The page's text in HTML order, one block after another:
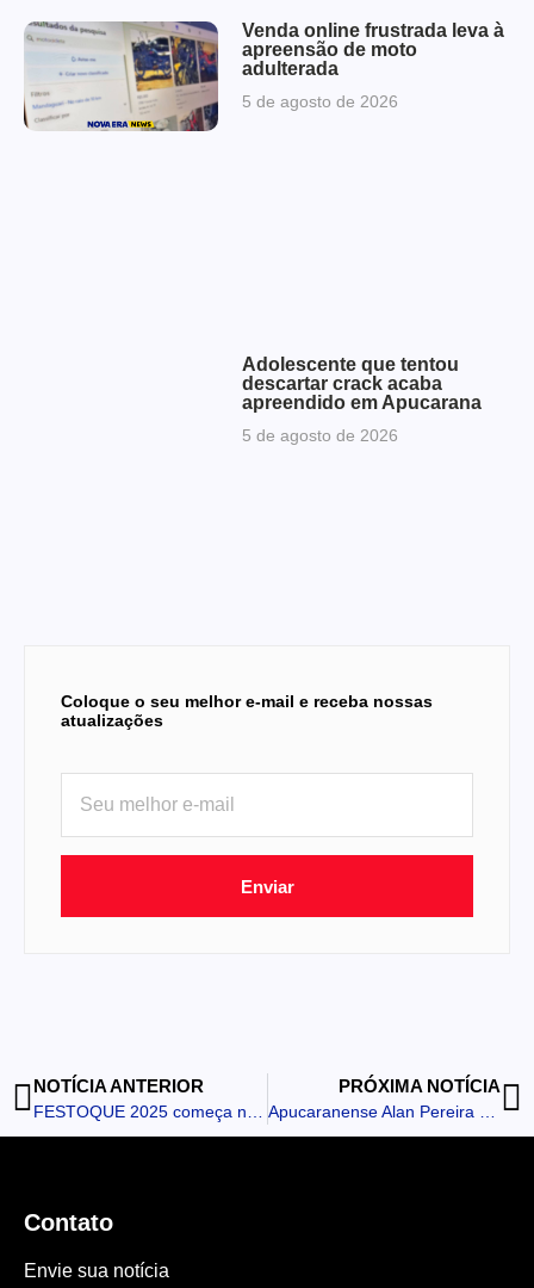
Venda online frustrada leva à
apreensão de moto
adulterada
5 de agosto de 2026
Adolescente que tentou
descartar crack acaba
apreendido em Apucarana
5 de agosto de 2026
Coloque o seu melhor e-mail e receba nossas
atualizações
Enviar
NOTÍCIA ANTERIOR
FESTOQUE 2025 começa nesta quarta-feira
PRÓXIMA NOTÍCIA
Apucaranense Alan Pereira é tricampeão Panamericano de Karatê em Cusco no Peru
Contato
Envie sua notícia